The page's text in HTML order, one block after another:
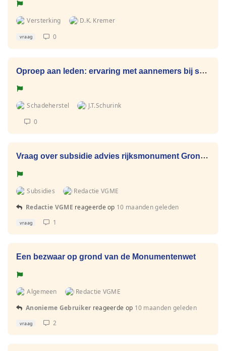
Versterking D.K. Kremer
vraag 0
Oproep aan leden: ervaring met aannemers bij schadeherstel Rijksmonument (IMG)
Schadeherstel
J.T.Schurink
0
Vraag over subsidie advies rijksmonument Groningen
Subsidies
Redactie VGME
Redactie VGME reageerde op 10 maanden geleden
vraag 1
Een bezwaar op grond van de Monumentenwet
Algemeen
Redactie VGME
Anonieme Gebruiker reageerde op 10 maanden geleden
vraag 2